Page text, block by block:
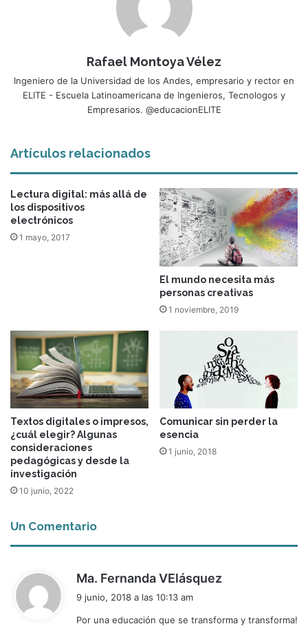
Rafael Montoya Vélez
Ingeniero de la Universidad de los Andes, empresario y rector en
ELITE - Escuela Latinoamericana de Ingenieros, Tecnologos y
Empresarios. @educacionELITE
Artículos relacionados
Lectura digital: más allá de
los dispositivos
electrónicos
1 mayo, 2017
El mundo necesita más
personas creativas
1 noviembre, 2019
Textos digitales o impresos,
¿cuál elegir? Algunas
consideraciones
pedagógicas y desde la
investigación
10 junio, 2022
Comunicar sin perder la
esencia
1 junio, 2018
Un Comentario
Ma. Fernanda VElásquez
e
9 junio, 2018 a las 10:13 am
Por una educación que se transforma y transforma!